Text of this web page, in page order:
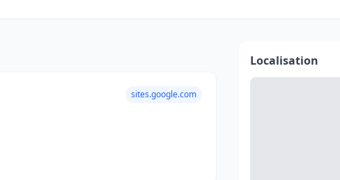
sites.google.com
Localisation